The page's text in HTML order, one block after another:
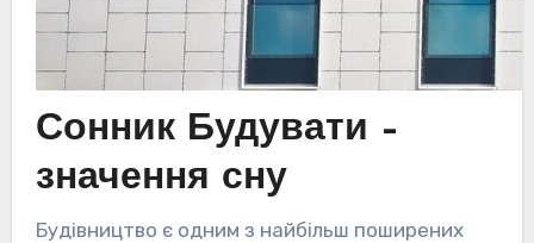
Сонник Будувати –
значення сну
Будівництво є одним з найбільш поширених